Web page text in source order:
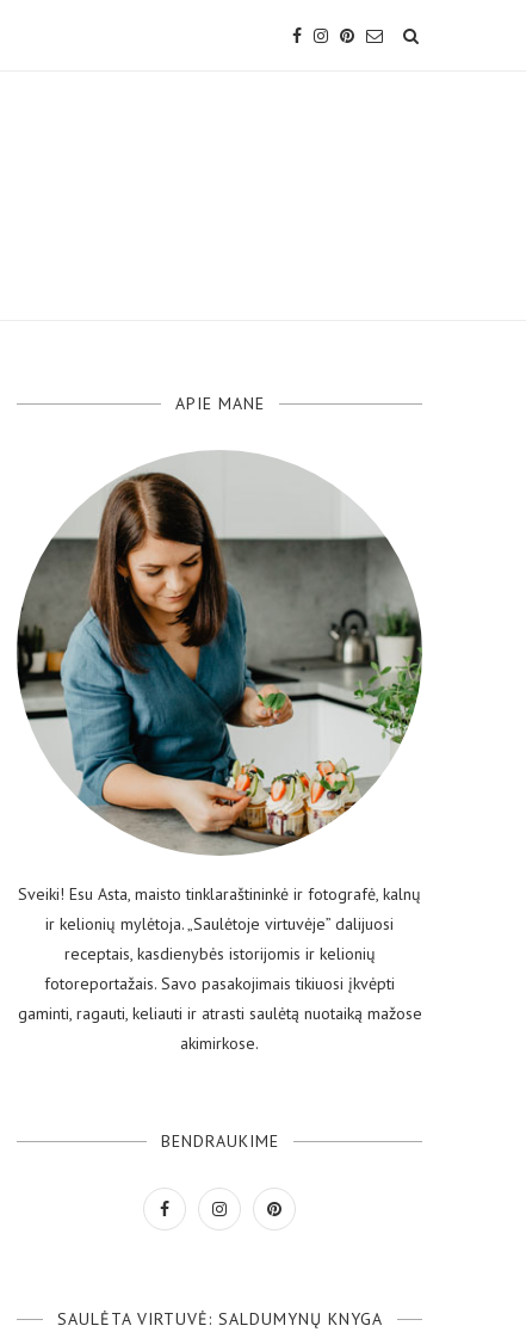
APIE MANE
Sveiki! Esu Asta, maisto tinklaraštininkė ir fotografė, kalnų
ir kelionių mylėtoja. „Saulėtoje virtuvėje” dalijuosi
receptais, kasdienybės istorijomis ir kelionių
fotoreportažais. Savo pasakojimais tikiuosi įkvėpti
gaminti, ragauti, keliauti ir atrasti saulėtą nuotaiką mažose
akimirkose.
BENDRAUKIME
SAULĖTA VIRTUVĖ: SALDUMYNŲ KNYGA